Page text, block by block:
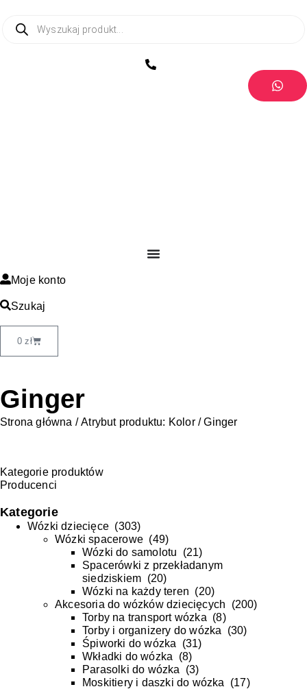
Moje konto
Szukaj
0zł
Ginger
Strona główna / Atrybut produktu: Kolor / Ginger
Kategorie produktów
Producenci
Kategorie
Wózki dziecięce (303)
Wózki spacerowe (49)
Wózki do samolotu (21)
Spacerówki z przekładanym
siedziskiem (20)
Wózki na każdy teren (20)
Akcesoria do wózków dziecięcych (200)
Torby na transport wózka (8)
Torby i organizery do wózka (30)
Śpiworki do wózka (31)
Wkładki do wózka (8)
Parasolki do wózka (3)
Moskitiery i daszki do wózka (17)